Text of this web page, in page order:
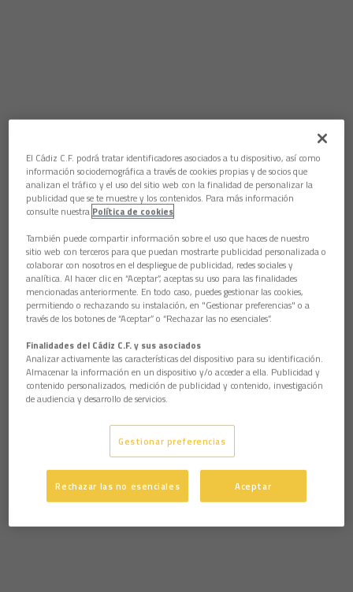
El Cádiz C.F. podrá tratar identificadores asociados a tu dispositivo, así como
información sociodemográfica a través de cookies propias y de socios que
analizan el tráfico y el uso del sitio web con la finalidad de personalizar la
publicidad que se te muestre y los contenidos. Para más información
consulte nuestra Política de cookies
También puede compartir información sobre el uso que haces de nuestro
sitio web con terceros para que puedan mostrarte publicidad personalizada o
colaborar con nosotros en el despliegue de publicidad, redes sociales y
analítica. Al hacer clic en “Aceptar”, aceptas su uso para las finalidades
mencionadas anteriormente. En todo caso, puedes gestionar las cookies,
permitiendo o rechazando su instalación, en "Gestionar preferencias" o a
través de los botones de “Aceptar” o “Rechazar las no esenciales”.
Finalidades del Cádiz C.F. y sus asociados
Analizar activamente las características del dispositivo para su identificación.
Almacenar la información en un dispositivo y/o acceder a ella. Publicidad y
contenido personalizados, medición de publicidad y contenido, investigación
de audiencia y desarrollo de servicios.
Gestionar preferencias
Rechazar las no esenciales Aceptar